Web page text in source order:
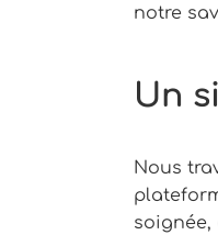
notre
Un
Nous
soignée,